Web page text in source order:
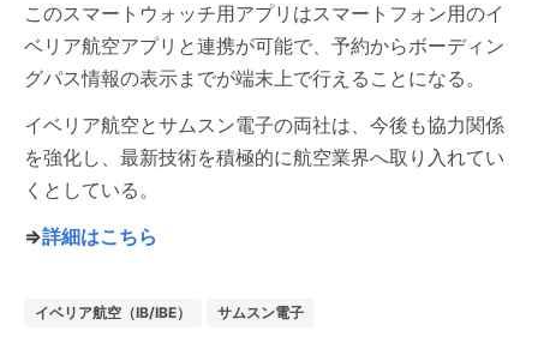
このスマートウォッチ用アプリはスマートフォン用のイ
ベリア航空アプリと連携が可能で、予約からボーディン
グパス情報の表示までが端末上で行えることになる。
イベリア航空とサムスン電子の両社は、今後も協力関係
を強化し、最新技術を積極的に航空業界へ取り入れてい
くとしている。
⇒詳細はこちら
イベリア航空（IB/IBE） サムスン電子